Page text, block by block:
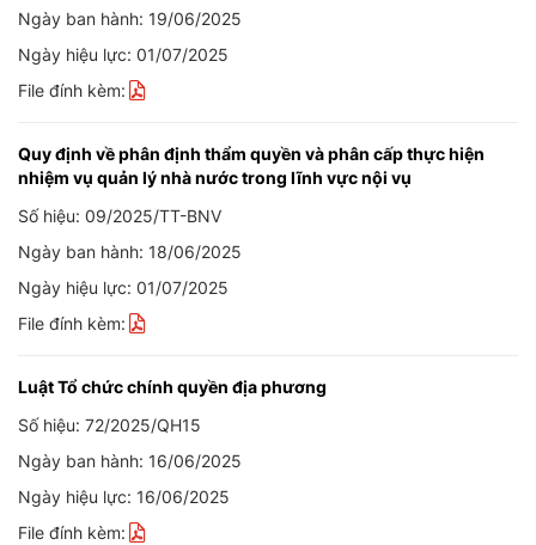
Ngày ban hành: 19/06/2025
Ngày hiệu lực: 01/07/2025
File đính kèm:
Quy định về phân định thẩm quyền và phân cấp thực hiện
nhiệm vụ quản lý nhà nước trong lĩnh vực nội vụ
Số hiệu: 09/2025/TT-BNV
Ngày ban hành: 18/06/2025
Ngày hiệu lực: 01/07/2025
File đính kèm:
Luật Tổ chức chính quyền địa phương
Số hiệu: 72/2025/QH15
Ngày ban hành: 16/06/2025
Ngày hiệu lực: 16/06/2025
File đính kèm: